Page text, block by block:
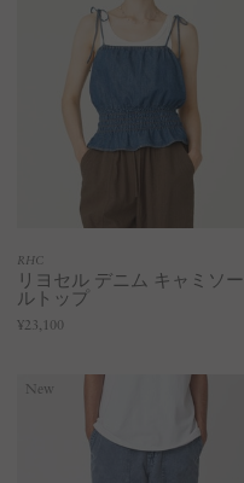
RHC
リヨセル デニム キャミソー
ルトップ
¥23,100
New